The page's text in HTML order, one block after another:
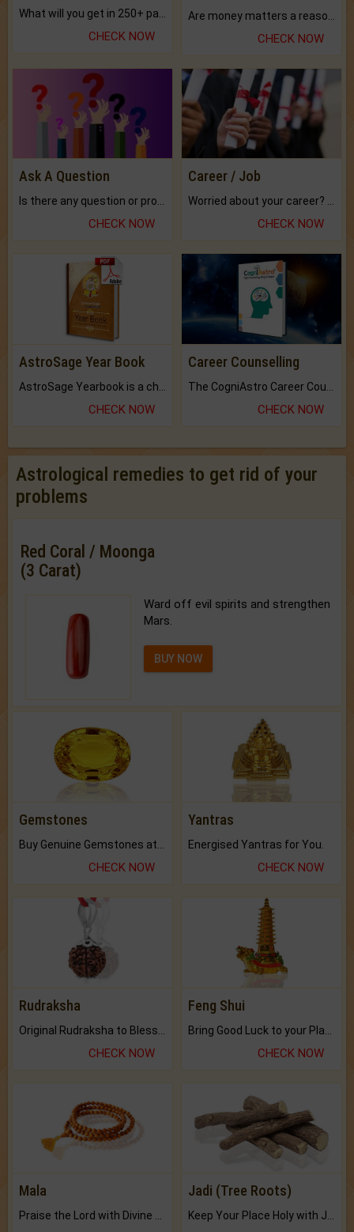
CHECK NOW CHECK NOW
Ask A Question
CHECK NOW
Career / Job
CHECK NOW
AstroSage Year Book
CHECK NOW
Career Counselling
CHECK NOW
Astrological remedies to get rid of your
problems
Red Coral / Moonga
(3 Carat)
Ward off evil spirits and strengthen
Mars.
BUY NOW
Gemstones
CHECK NOW
Yantras
Energised Yantras for You.
CHECK NOW
Rudraksha
CHECK NOW
Feng Shui
CHECK NOW
Mala
Praise the Lord with Divine Energies of Mala.
Jadi (Tree Roots)
Keep Your Place Holy with Jadi.